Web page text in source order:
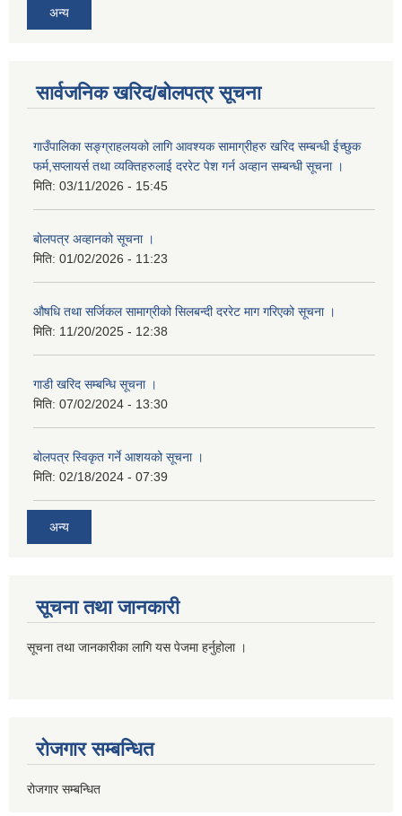
अन्य
सार्वजनिक खरिद/बोलपत्र सूचना
गाउँपालिका सङ्ग्राहलयको लागि आवश्यक सामाग्रीहरु खरिद सम्बन्धी ईच्छुक
फर्म,सप्लायर्स तथा व्यक्तिहरुलाई दररेट पेश गर्न अव्हान सम्बन्धी सूचना ।
मिति: 03/11/2026 - 15:45
बोलपत्र अव्हानको सूचना ।
मिति: 01/02/2026 - 11:23
औषधि तथा सर्जिकल सामाग्रीको सिलबन्दी दररेट माग गरिएको सूचना ।
मिति: 11/20/2025 - 12:38
गाडी खरिद सम्बन्धि सूचना ।
मिति: 07/02/2024 - 13:30
बोलपत्र स्विकृत गर्ने आशयको सूचना ।
मिति: 02/18/2024 - 07:39
अन्य
सूचना तथा जानकारी
सूचना तथा जानकारीका लागि यस पेजमा हर्नुहोला ।
रोजगार सम्बन्धित
रोजगार सम्बन्धित